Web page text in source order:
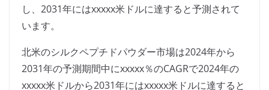
し、2031年にはxxxxx米ドルに達すると予測されて
います。
北米のシルクペプチドパウダー市場は2024年から
2031年の予測期間中にxxxxx％のCAGRで2024年の
xxxxx米ドルから2031年にはxxxxx米ドルに達すると